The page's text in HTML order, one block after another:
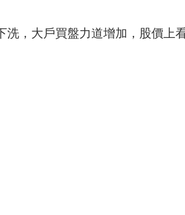
洗，大戶買盤力道增加，股價上